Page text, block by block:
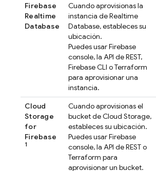
Firebase
Realtime
Database
Cuando aprovisionas la
instancia deRealtime
Database, estableces su
ubicación.
Puedes usarFirebase
console, la API de REST,
FirebaseCLI o Terraform
para aprovisionar una
instancia.
Cloud
Storage
for
Firebase
1
Cuando aprovisionas el
bucket deCloud Storage,
estableces su ubicación.
Puedes usarFirebase
console, la API de REST o
Terraform para
aprovisionar un bucket.